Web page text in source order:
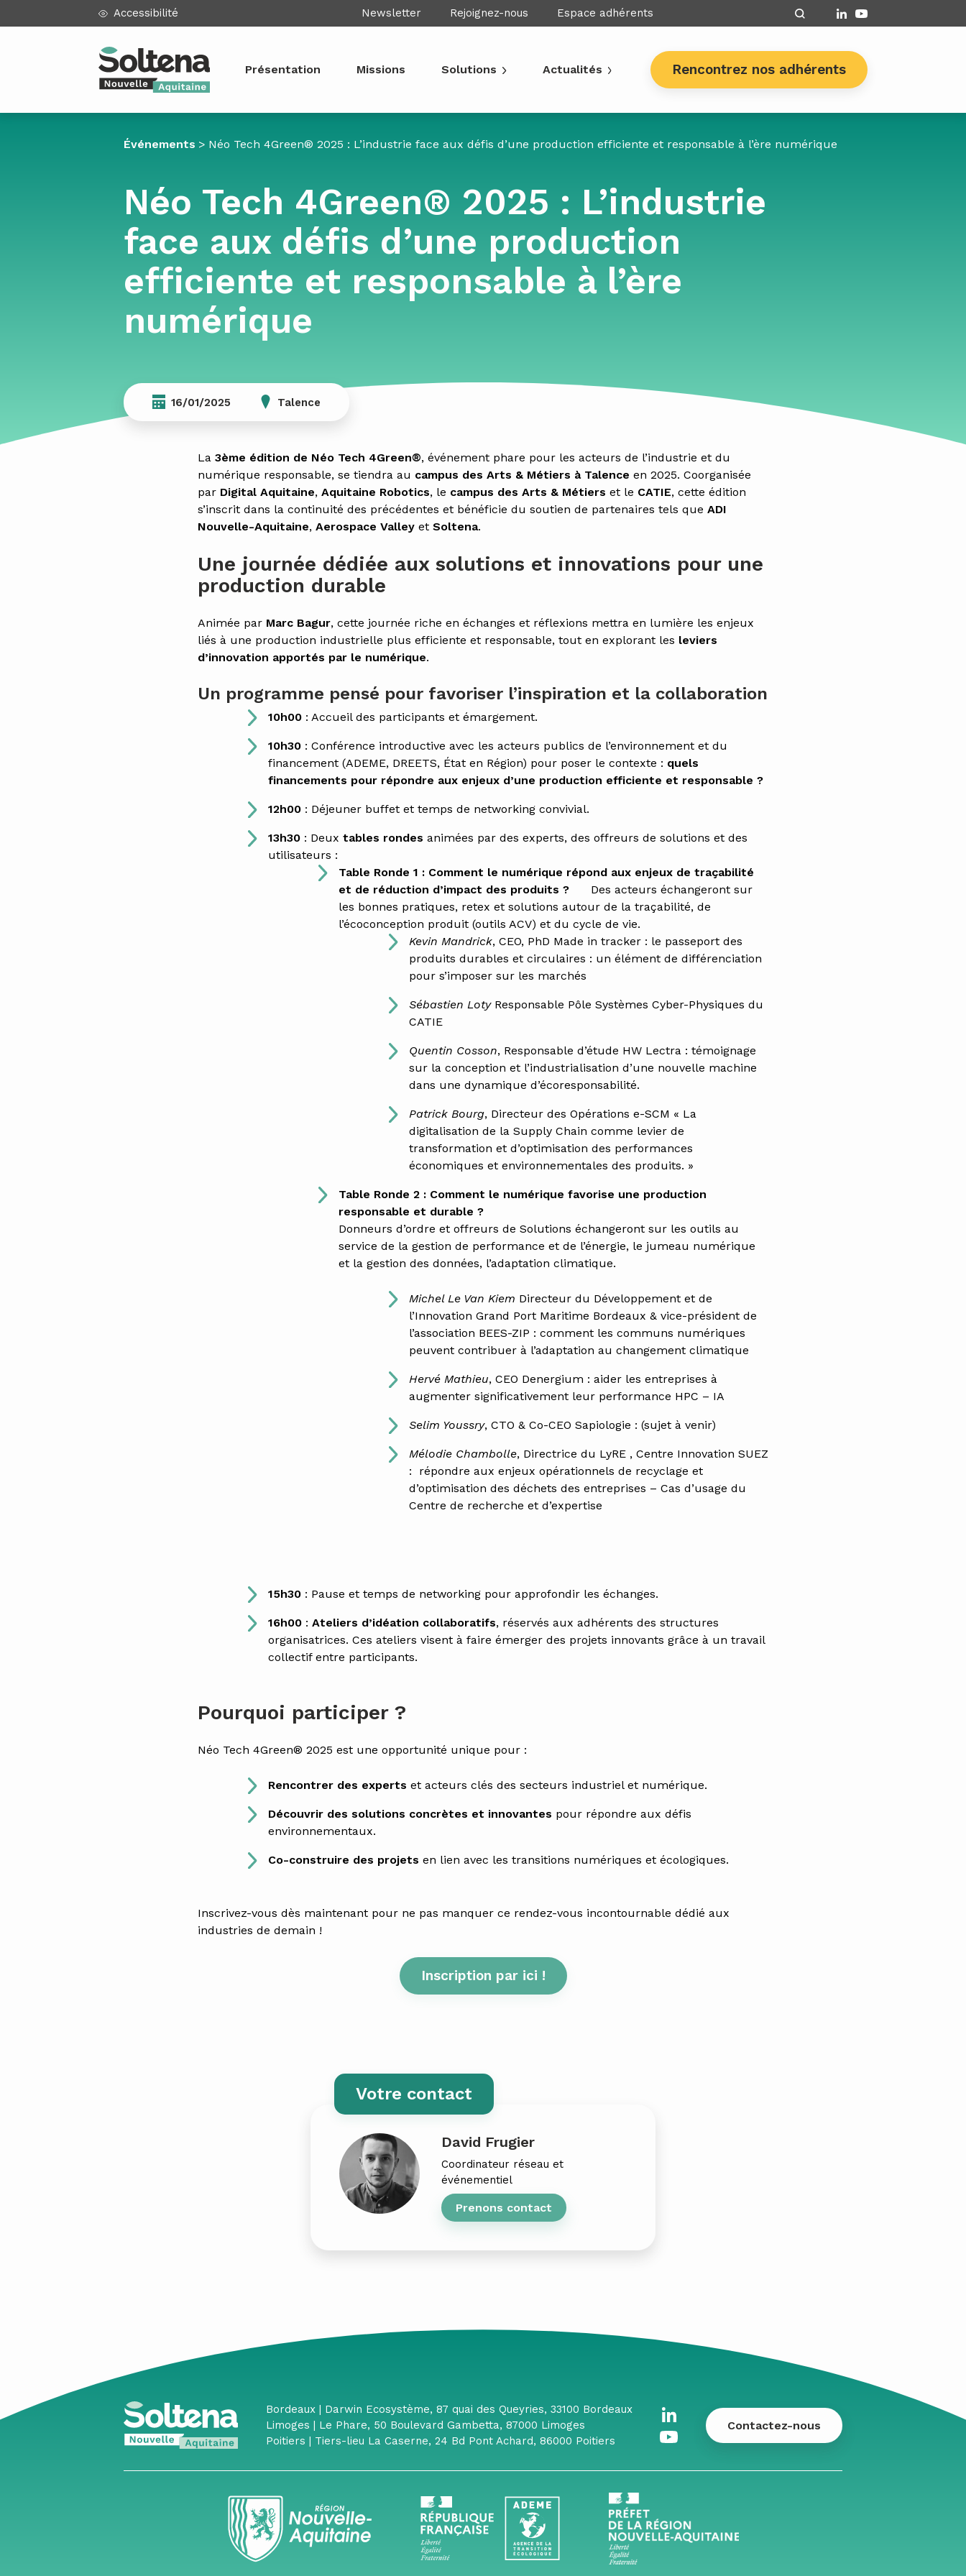
Accessibilité Newsletter Rejoignez-nous Espace adhérents
Présentation Missions Solutions Actualités Rencontrez nos adhérents
Événements > Néo Tech 4Green® 2025 : L’industrie face aux défis d’une production efficiente et responsable à l’ère numérique
Néo Tech 4Green® 2025 : L’industrie
face aux défis d’une production
efficiente et responsable à l’ère
numérique
16/01/2025 Talence
La 3ème édition de Néo Tech 4Green®, événement phare pour les acteurs de l’industrie et du
numérique responsable, se tiendra au campus des Arts & Métiers à Talence en 2025. Coorganisée
par Digital Aquitaine, Aquitaine Robotics, le campus des Arts & Métiers et le CATIE, cette édition
s’inscrit dans la continuité des précédentes et bénéficie du soutien de partenaires tels que ADI
Nouvelle-Aquitaine, Aerospace Valleyet Soltena.
Une journée dédiée aux solutions et innovations pour une
production durable
Animée par Marc Bagur, cette journée riche en échanges et réflexions mettra en lumière les enjeux
liés à une production industrielle plus efficiente et responsable, tout en explorant les leviers
d’innovation apportés par le numérique.
Un programme pensé pour favoriser l’inspiration et la collaboration
10h00: Accueil des participants et émargement.
10h30: Conférence introductive avec les acteurs publics de l’environnement et du
financement (ADEME, DREETS, État en Région) pour poser le contexte : quels
financements pour répondre aux enjeux d’une production efficiente et responsable ?
12h00: Déjeuner buffet et temps de networking convivial.
13h30: Deux tables rondes animées par des experts, des offreurs de solutions et des
utilisateurs :
Table Ronde 1 : Comment le numérique répond aux enjeux de traçabilité
et de réduction d’impact des produits ? Des acteurs échangeront sur
les bonnes pratiques, retex et solutions autour de la traçabilité, de
l’écoconception produit (outils ACV) et du cycle de vie.
Kevin Mandrick, CEO, PhD Made in tracker : le passeport des
produits durables et circulaires : un élément de différenciation
pour s’imposer sur les marchés
Sébastien Loty Responsable Pôle Systèmes Cyber-Physiques du
CATIE
Quentin Cosson, Responsable d’étude HW Lectra : témoignage
sur la conception et l’industrialisation d’une nouvelle machine
dans une dynamique d’écoresponsabilité.
Patrick Bourg, Directeur des Opérations e-SCM « La
digitalisation de la Supply Chain comme levier de
transformation et d’optimisation des performances
économiques et environnementales des produits. »
Table Ronde 2 : Comment le numérique favorise une production
responsable et durable ?
Donneurs d’ordre et offreurs de Solutions échangeront sur les outils au
service de la gestion de performance et de l’énergie, le jumeau numérique
et la gestion des données, l’adaptation climatique.
Michel Le Van Kiem Directeur du Développement et de
l’Innovation Grand Port Maritime Bordeaux & vice-président de
l’association BEES-ZIP : comment les communs numériques
peuvent contribuer à l’adaptation au changement climatique
Hervé Mathieu, CEO Denergium : aider les entreprises à
augmenter significativement leur performance HPC – IA
Selim Youssry, CTO & Co-CEO Sapiologie : (sujet à venir)
Mélodie Chambolle, Directrice du LyRE , Centre Innovation SUEZ
: répondre aux enjeux opérationnels de recyclage et
d’optimisation des déchets des entreprises – Cas d’usage du
Centre de recherche et d’expertise
15h30: Pause et temps de networking pour approfondir les échanges.
16h00: Ateliers d’idéation collaboratifs, réservés aux adhérents des structures
organisatrices. Ces ateliers visent à faire émerger des projets innovants grâce à un travail
collectif entre participants.
Pourquoi participer ?
Néo Tech 4Green® 2025 est une opportunité unique pour :
Rencontrer des experts et acteurs clés des secteurs industriel et numérique.
Découvrir des solutions concrètes et innovantes pour répondre aux défis
environnementaux.
Co-construire des projets en lien avec les transitions numériques et écologiques.
Inscrivez-vous dès maintenant pour ne pas manquer ce rendez-vous incontournable dédié aux
industries de demain !
Inscription par ici !
Votre contact
David Frugier
Coordinateur réseau et
événementiel
Prenons contact
Bordeaux | Darwin Ecosystème, 87 quai des Queyries, 33100 Bordeaux
Limoges | Le Phare, 50 Boulevard Gambetta, 87000 Limoges
Poitiers | Tiers-lieu La Caserne, 24 Bd Pont Achard, 86000 Poitiers
Contactez-nous
Panneau de gestion des cookies